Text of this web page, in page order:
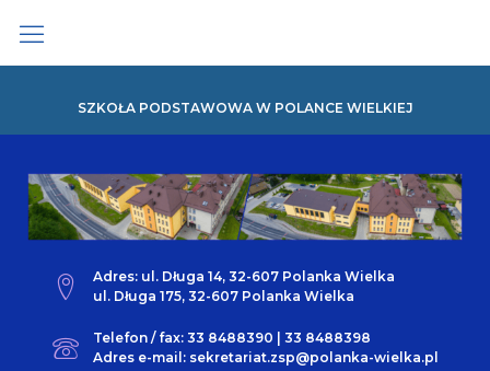
content
SZKOŁA PODSTAWOWA W POLANCE WIELKIEJ
Adres: ul. Długa 14, 32-607 Polanka Wielka
ul. Długa 175, 32-607 Polanka Wielka
Telefon / fax: 33 8488390 | 33 8488398
Adres e-mail: sekretariat.zsp@polanka-wielka.pl